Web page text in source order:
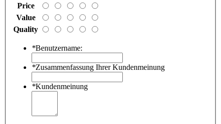
Price
Value
Quality
*Benutzername:
*Zusammenfassung Ihrer Kundenmeinung
*Kundenmeinung